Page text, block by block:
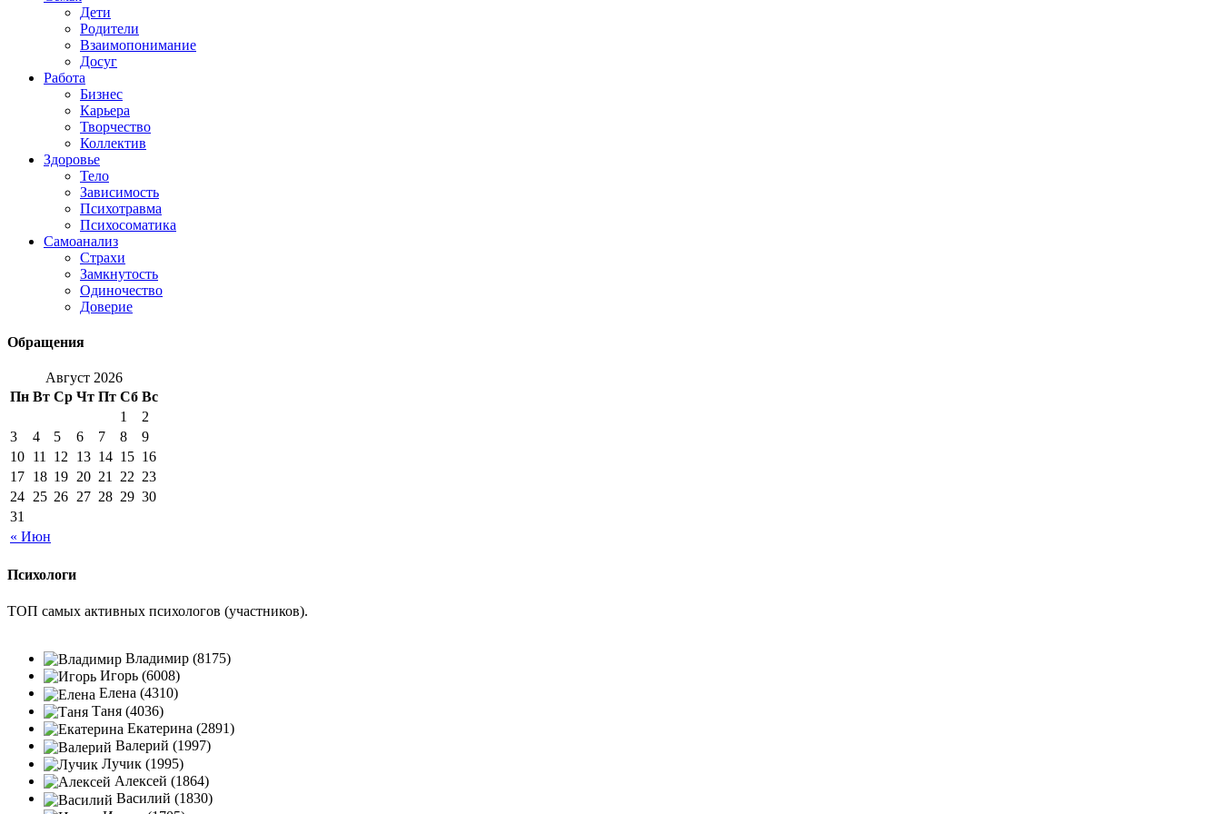
Дети
Родители
Взаимопонимание
Досуг
Работа
Бизнес
Карьера
Творчество
Коллектив
Здоровье
Тело
Зависимость
Психотравма
Психосоматика
Самоанализ
Страхи
Замкнутость
Одиночество
Доверие
Обращения
Август 2026
Пн Вт Ср Чт Пт Сб Вс
« Июн
1
2
3
4 5 6 7 8
9
10 11 12 13 14 15 16
17 18 19 20 21 22 23
24 25 26 27 28 29 30
31
Психологи
ТОП самых активных психологов (участников).
Владимир (8175)
Игорь (6008)
Елена (4310)
Таня (4036)
Екатерина (2891)
Валерий (1997)
Лучик (1995)
Алексей (1864)
Василий (1830)